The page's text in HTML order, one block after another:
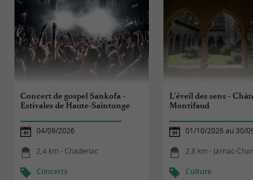
Concert de gospel Sankofa -
Estivales de Haute-Saintonge
04/09/2026
2,4 km - Chadenac
Concerts
L'éveil des sens -
Montifaud
01/10/2026 au 30/
2,8 km - Jarnac-
Culture